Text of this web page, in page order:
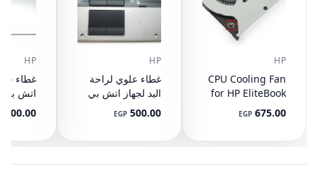
HP
CPU Cooling Fan
for HP EliteBook
745 G3 G4, 840
G3 G4, 848 G3
DC05V 0.50A
675.00
EGP
HP
غطاء علوي لراحة
اليد لجهاز اتش بي
مع تاتش باد
(مستعمل)
500.00
EGP
HP
400.00